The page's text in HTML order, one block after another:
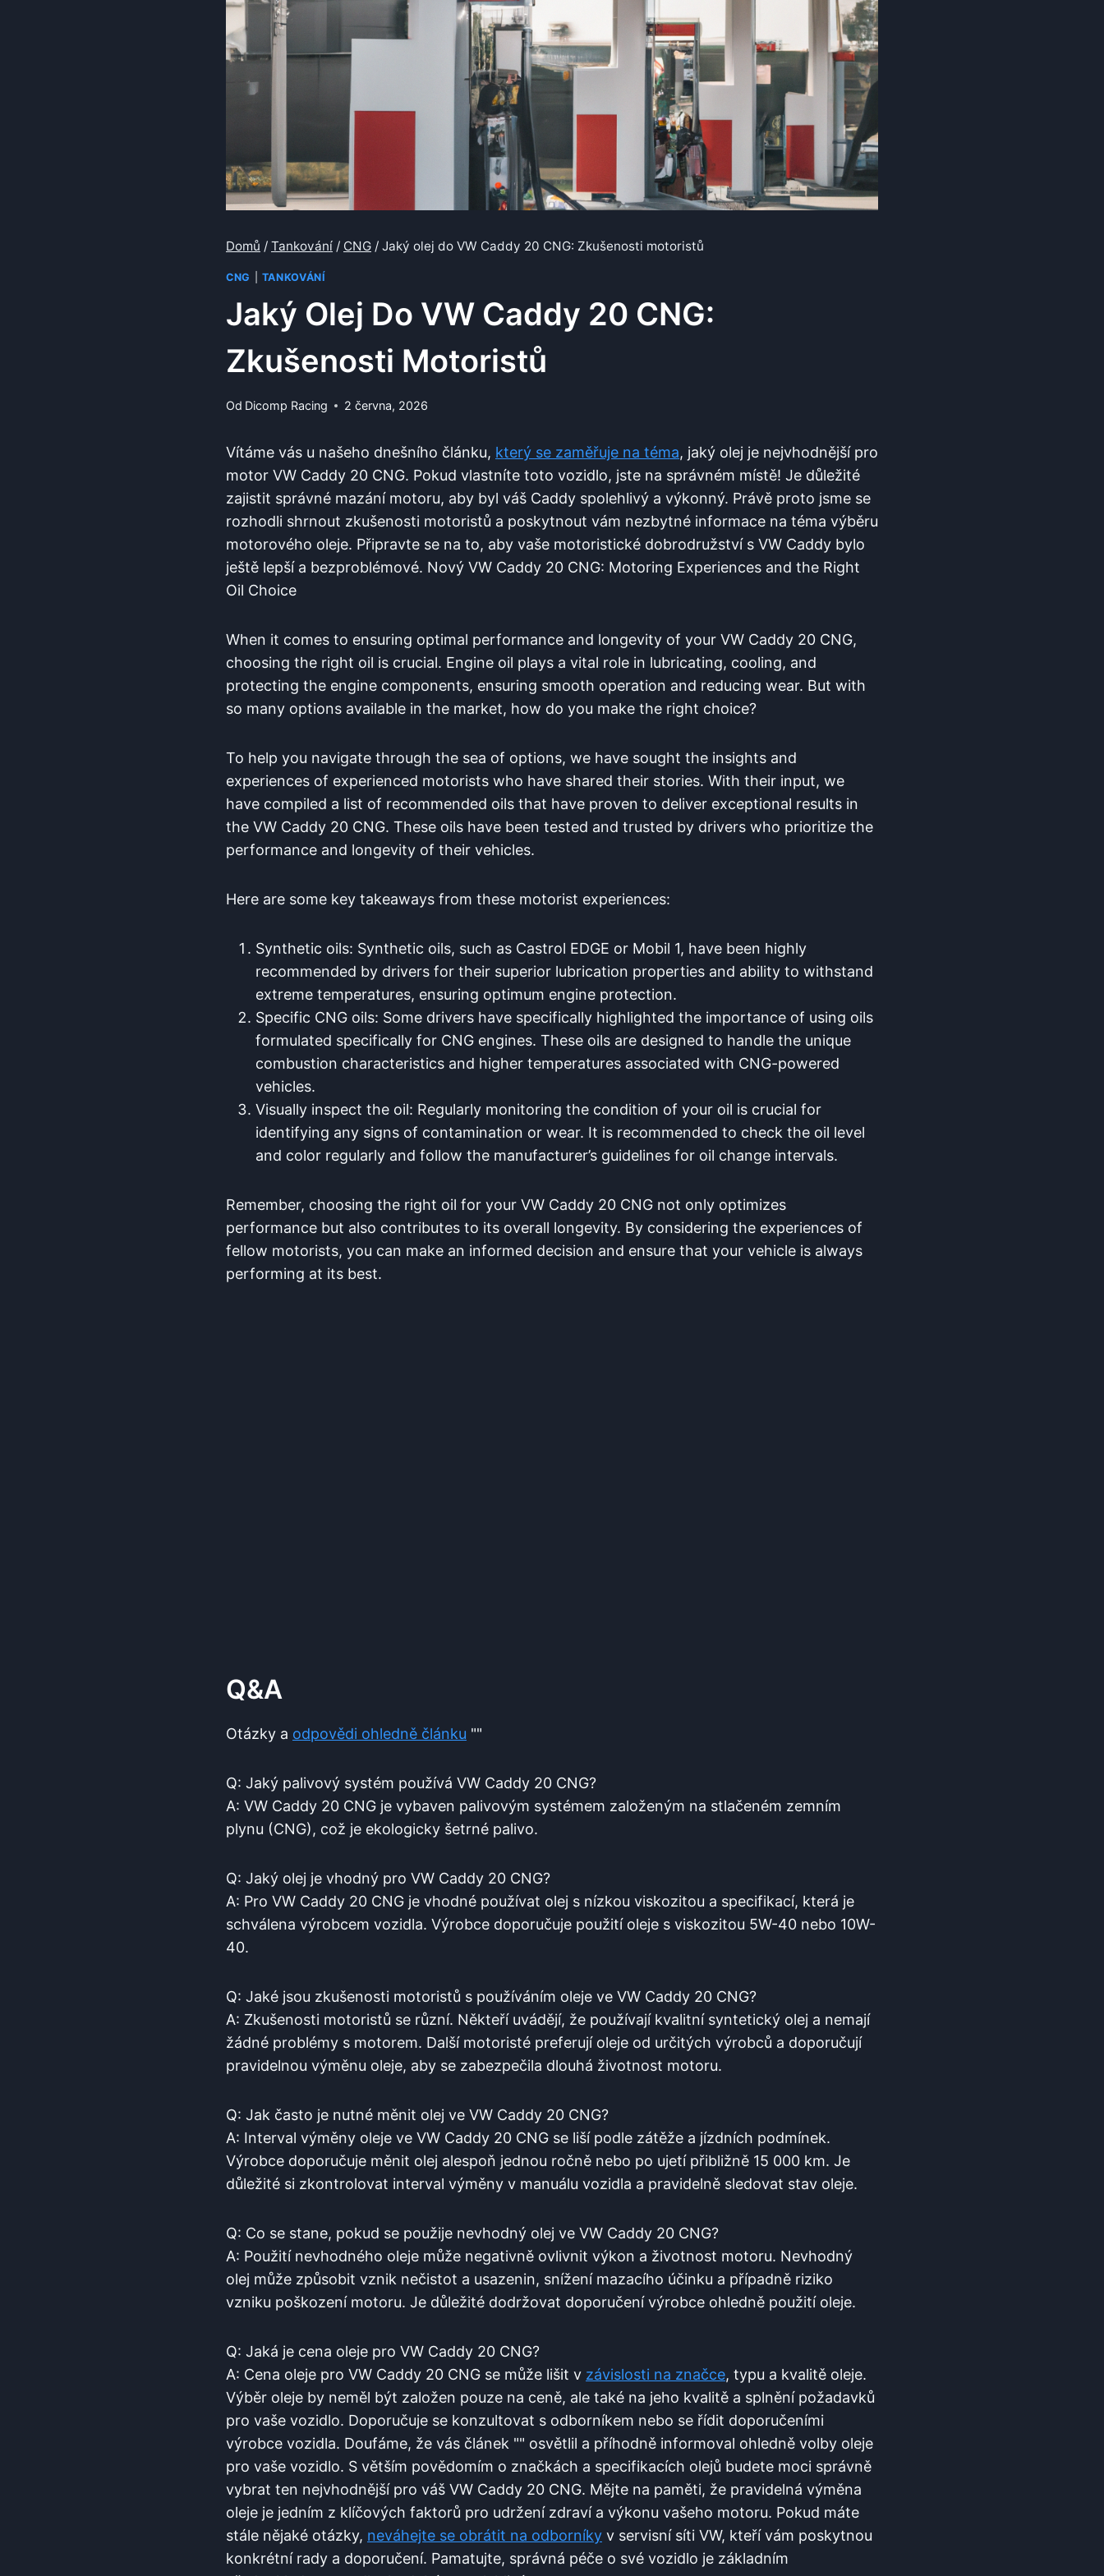
Domů / Tankování / CNG / Jaký olej do VW Caddy 20 CNG: Zkušenosti motoristů
CNG TANKOVÁNÍ
Jaký Olej Do VW Caddy 20 CNG:
Zkušenosti Motoristů
Od Dicomp Racing 2 června, 2026
Vítáme vás u našeho dnešního článku, který se zaměřuje na téma, jaký olej je nejvhodnější pro
motor VW Caddy 20 CNG. Pokud vlastníte toto vozidlo, jste na správném místě! Je důležité
zajistit správné mazání motoru, aby byl váš Caddy spolehlivý a výkonný. Právě proto jsme se
rozhodli shrnout zkušenosti motoristů a poskytnout vám nezbytné informace na téma výběru
motorového oleje. Připravte se na to, aby vaše motoristické dobrodružství s VW Caddy bylo
ještě lepší a bezproblémové. Nový VW Caddy 20 CNG: Motoring Experiences and the Right
Oil Choice
When it comes to ensuring optimal performance and longevity of your VW Caddy 20 CNG,
choosing the right oil is crucial. Engine oil plays a vital role in lubricating, cooling, and
protecting the engine components, ensuring smooth operation and reducing wear. But with
so many options available in the market, how do you make the right choice?
To help you navigate through the sea of options, we have sought the insights and
experiences of experienced motorists who have shared their stories. With their input, we
have compiled a list of recommended oils that have proven to deliver exceptional results in
the VW Caddy 20 CNG. These oils have been tested and trusted by drivers who prioritize the
performance and longevity of their vehicles.
Here are some key takeaways from these motorist experiences:
Synthetic oils: Synthetic oils, such as Castrol EDGE or Mobil 1, have been highly
recommended by drivers for their superior lubrication properties and ability to withstand
extreme temperatures, ensuring optimum engine protection.
Specific CNG oils: Some drivers have specifically highlighted the importance of using oils
formulated specifically for CNG engines. These oils are designed to handle the unique
combustion characteristics and higher temperatures associated with CNG-powered
vehicles.
Visually inspect the oil: Regularly monitoring the condition of your oil is crucial for
identifying any signs of contamination or wear. It is recommended to check the oil level
and color regularly and follow the manufacturer’s guidelines for oil change intervals.
Remember, choosing the right oil for your VW Caddy 20 CNG not only optimizes
performance but also contributes to its overall longevity. By considering the experiences of
fellow motorists, you can make an informed decision and ensure that your vehicle is always
performing at its best.
Q&A
Otázky a odpovědi ohledně článku ""
Q: Jaký palivový systém používá VW Caddy 20 CNG?
A: VW Caddy 20 CNG je vybaven palivovým systémem založeným na stlačeném zemním
plynu (CNG), což je ekologicky šetrné palivo.
Q: Jaký olej je vhodný pro VW Caddy 20 CNG?
A: Pro VW Caddy 20 CNG je vhodné používat olej s nízkou viskozitou a specifikací, která je
schválena výrobcem vozidla. Výrobce doporučuje použití oleje s viskozitou 5W-40 nebo 10W-
40.
Q: Jaké jsou zkušenosti motoristů s používáním oleje ve VW Caddy 20 CNG?
A: Zkušenosti motoristů se různí. Někteří uvádějí, že používají kvalitní syntetický olej a nemají
žádné problémy s motorem. Další motoristé preferují oleje od určitých výrobců a doporučují
pravidelnou výměnu oleje, aby se zabezpečila dlouhá životnost motoru.
Q: Jak často je nutné měnit olej ve VW Caddy 20 CNG?
A: Interval výměny oleje ve VW Caddy 20 CNG se liší podle zátěže a jízdních podmínek.
Výrobce doporučuje měnit olej alespoň jednou ročně nebo po ujetí přibližně 15 000 km. Je
důležité si zkontrolovat interval výměny v manuálu vozidla a pravidelně sledovat stav oleje.
Q: Co se stane, pokud se použije nevhodný olej ve VW Caddy 20 CNG?
A: Použití nevhodného oleje může negativně ovlivnit výkon a životnost motoru. Nevhodný
olej může způsobit vznik nečistot a usazenin, snížení mazacího účinku a případně riziko
vzniku poškození motoru. Je důležité dodržovat doporučení výrobce ohledně použití oleje.
Q: Jaká je cena oleje pro VW Caddy 20 CNG?
A: Cena oleje pro VW Caddy 20 CNG se může lišit v závislosti na značce, typu a kvalitě oleje.
Výběr oleje by neměl být založen pouze na ceně, ale také na jeho kvalitě a splnění požadavků
pro vaše vozidlo. Doporučuje se konzultovat s odborníkem nebo se řídit doporučeními
výrobce vozidla. Doufáme, že vás článek "" osvětlil a příhodně informoval ohledně volby oleje
pro vaše vozidlo. S větším povědomím o značkách a specifikacích olejů budete moci správně
vybrat ten nejvhodnější pro váš VW Caddy 20 CNG. Mějte na paměti, že pravidelná výměna
oleje je jedním z klíčových faktorů pro udržení zdraví a výkonu vašeho motoru. Pokud máte
stále nějaké otázky, neváhejte se obrátit na odborníky v servisní síti VW, kteří vám poskytnou
konkrétní rady a doporučení. Pamatujte, správná péče o své vozidlo je základním